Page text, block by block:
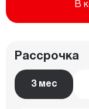
В
Рассрочка
3 мес